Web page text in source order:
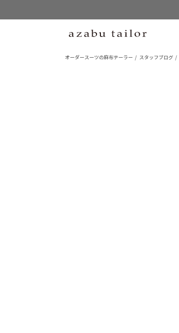
オーダースーツの麻布テーラー スタッフブログ